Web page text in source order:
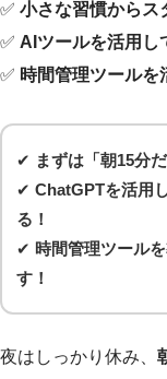
✅ 小さな習慣からス
✅ AIツールを活用し
✅ 時間管理ツールを
✔ まずは「朝15分
✔ ChatGPTを活用
る！
✔ 時間管理ツール
す！
夜はしっかり休み、